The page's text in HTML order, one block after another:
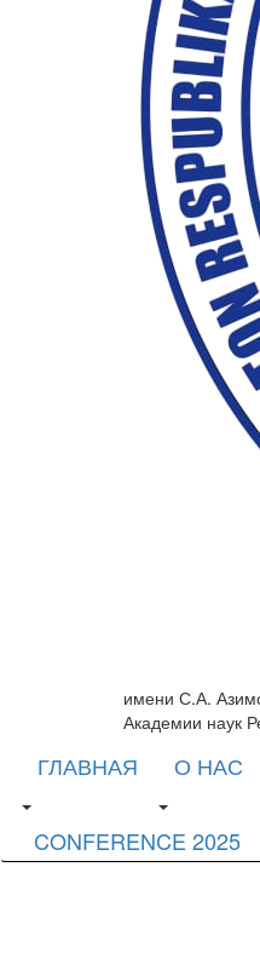
имени С.А.
Академии наук
ГЛАВНАЯ О НАС
CONFERENCE 2025